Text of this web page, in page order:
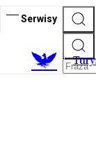
Serwisy
T